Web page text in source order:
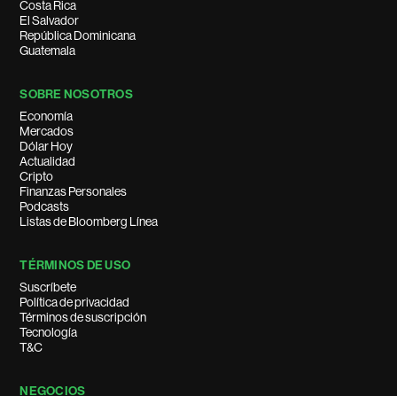
Costa Rica
El Salvador
República Dominicana
Guatemala
SOBRE NOSOTROS
Economía
Mercados
Dólar Hoy
Actualidad
Cripto
Finanzas Personales
Podcasts
Listas de Bloomberg Línea
TÉRMINOS DE USO
Suscríbete
Política de privacidad
Términos de suscripción
Tecnología
T&C
NEGOCIOS